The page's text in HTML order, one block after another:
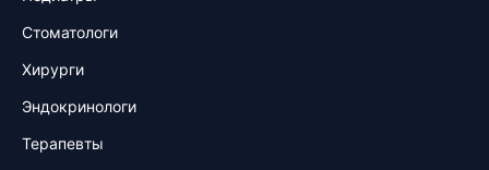
Стоматологи
Хирурги
Эндокринологи
Терапевты